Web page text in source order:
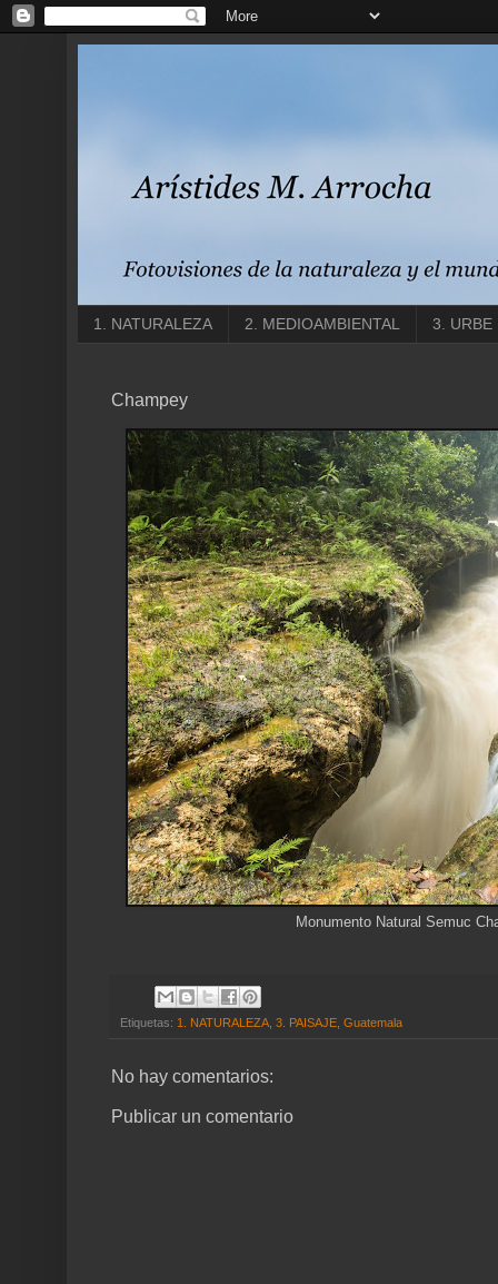
1. NATURALEZA 2. MEDIOAMBIENTAL 3. URBE
Champey
Monumento Natural Semuc
Etiquetas: 1. NATURALEZA 3. PAISAJE Guatemala
No hay comentarios:
Publicar un comentario